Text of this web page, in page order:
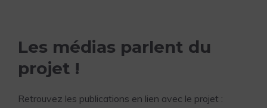
Les médias parlent du
projet !
Retrouvez les publications en lien avec le projet :